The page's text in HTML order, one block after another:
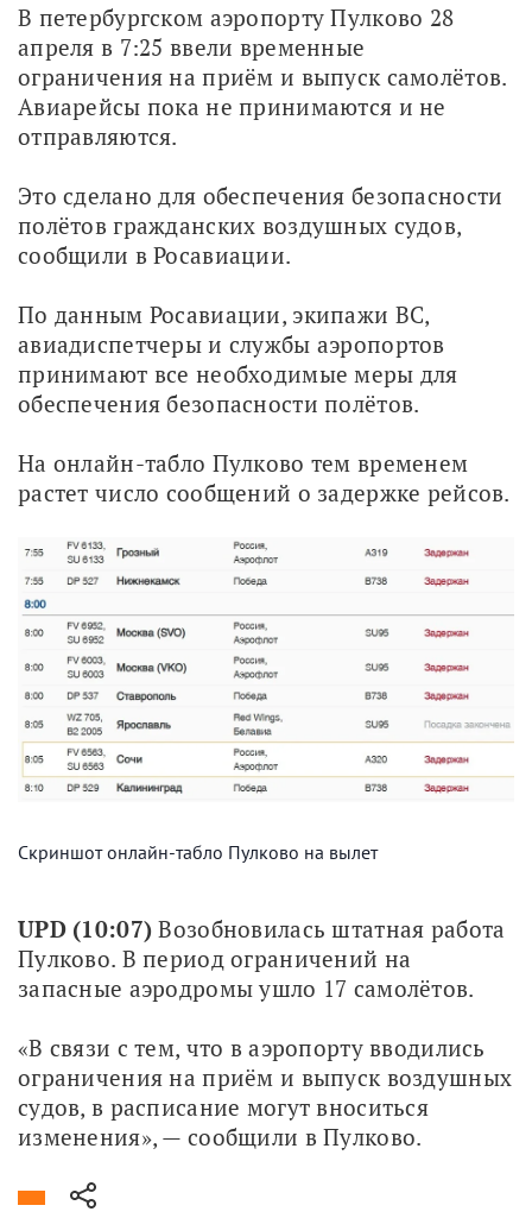
В петербургском аэропорту Пулково 28
апреля в 7:25 ввели временные
ограничения на приём и выпуск самолётов.
Авиарейсы пока не принимаются и не
отправляются.
Это сделано для обеспечения безопасности
полётов гражданских воздушных судов,
сообщили в Росавиации.
По данным Росавиации, экипажи ВС,
авиадиспетчеры и службы аэропортов
принимают все необходимые меры для
обеспечения безопасности полётов.
На онлайн-табло Пулково тем временем
растет число сообщений о задержке рейсов.
Скриншот онлайн-табло Пулково на вылет
UPD (10:07) Возобновилась штатная работа
Пулково. В период ограничений на
запасные аэродромы ушло 17 самолётов.
«В связи с тем, что в аэропорту вводились
ограничения на приём и выпуск воздушных
судов, в расписание могут вноситься
изменения», — cообщили в Пулково.